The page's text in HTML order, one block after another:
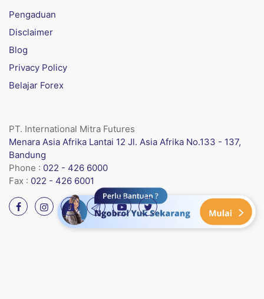
Pengaduan
Disclaimer
Blog
Privacy Policy
Belajar Forex
PT. International Mitra Futures
Menara Asia Afrika Lantai 12 Jl. Asia Afrika No.133 - 137,
Bandung
Phone : 022 - 426 6000
Fax : 022 - 426 6001